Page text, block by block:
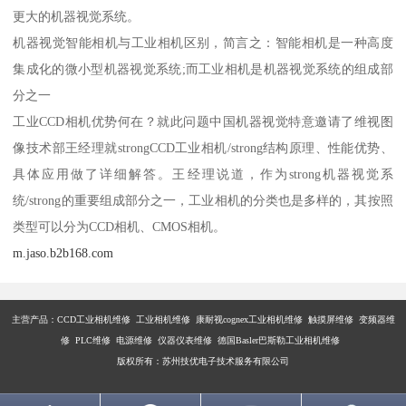
更大的机器视觉系统。
机器视觉智能相机与工业相机区别，简言之：智能相机是一种高度
集成化的微小型机器视觉系统;而工业相机是机器视觉系统的组成部
分之一
工业CCD相机优势何在？就此问题中国机器视觉特意邀请了维视图
像技术部王经理就strongCCD工业相机/strong结构原理、性能优势、
具体应用做了详细解答。王经理说道，作为strong机器视觉系
统/strong的重要组成部分之一，工业相机的分类也是多样的，其按照
类型可以分为CCD相机、CMOS相机。
m.jaso.b2b168.com
主营产品： CCD工业相机维修 工业相机维修 康耐视cognex工业相机维修 触摸屏维修 变频器维
修 PLC维修 电源维修 仪器仪表维修 德国Basler巴斯勒工业相机维修
版权所有：苏州技优电子技术服务有限公司